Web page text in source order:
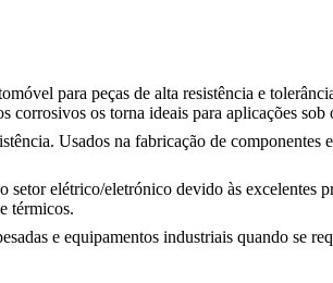
para peças de alta resistência e
corrosivos os torna ideais para aplicações sob
Usados na fabricação de componentes
setor elétrico/eletrónico devido às excelentes
térmicos.
e equipamentos industriais quando se